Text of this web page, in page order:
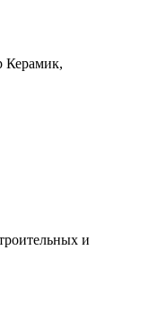
Керамик,
и